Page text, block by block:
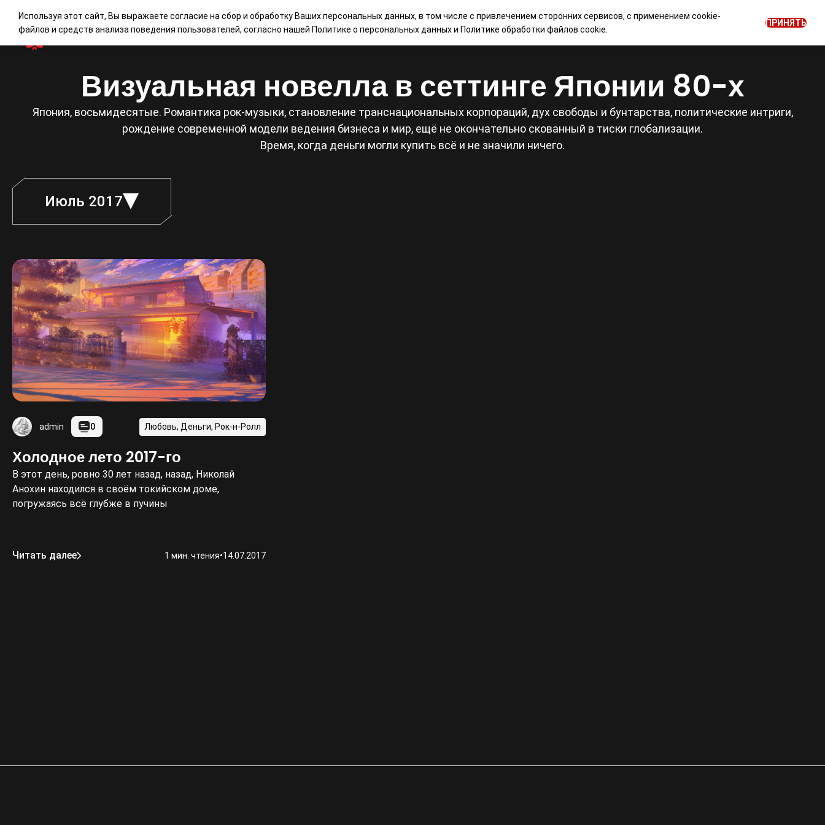
НАШИ ИГРЫ МАГАЗИН КОНТАКТЫ БЛОГ НОВОСТИ
0
Визуальная новелла в сеттинге Японии 80-х
Япония, восьмидесятые. Романтика рок-музыки, становление транснациональных корпораций, дух свободы и бунтарства, политические интриги,
рождение современной модели ведения бизнеса и мир, ещё не окончательно скованный в тиски глобализации.
Время, когда деньги могли купить всё и не значили ничего.
Июль 2017
admin 0 Любовь, Деньги, Рок-н-Ролл
Холодное лето 2017-го
В этот день, ровно 30 лет назад, назад, Николай
Анохин находился в своём токийском доме,
погружаясь всё глубже в пучины
Читать далее 1 мин. чтения•14.07.2017
Используя этот сайт, Вы выражаете согласие на сбор и обработку Ваших персональных данных, в том числе с привлечением сторонних сервисов, с применением cookie-
файлов и средств анализа поведения пользователей, согласно нашей Политике о персональных данныхи Политике обработки файлов cookie.
ПРИНЯТЬ